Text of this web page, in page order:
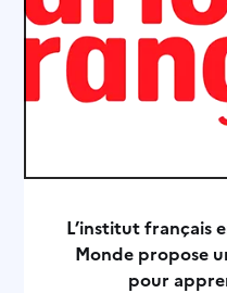
L’institut français
Monde propose
pour